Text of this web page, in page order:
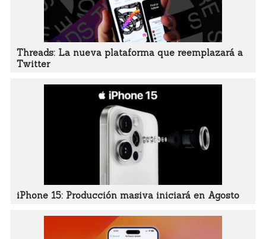
Threads: La nueva plataforma que reemplazará a
Twitter
iPhone 15: Producción masiva iniciará en Agosto